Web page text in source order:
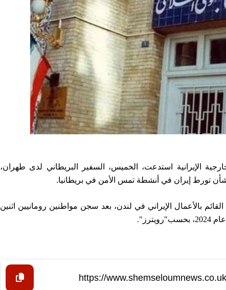
الإيرانية استدعت، الخميس، السفير البريطاني لدى طهران،
تورط إيران في أنشطة تمس الأمن في بريطانيا.
القائم بالأعمال الإيراني في لندن، بعد سجن مواطنين رومانيين اثنين